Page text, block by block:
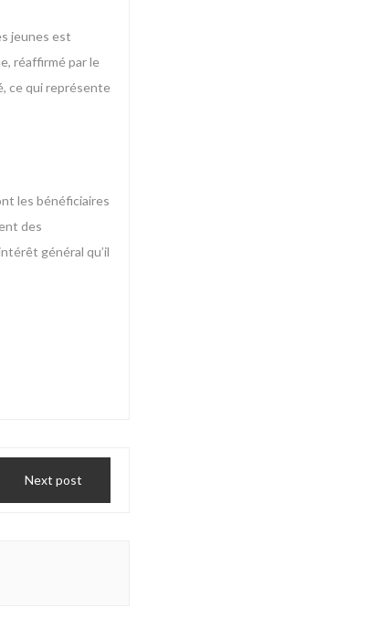
jeunes est
réaffirmé par le
ce qui représente
les bénéficiaires
des
général qu’il
Next post